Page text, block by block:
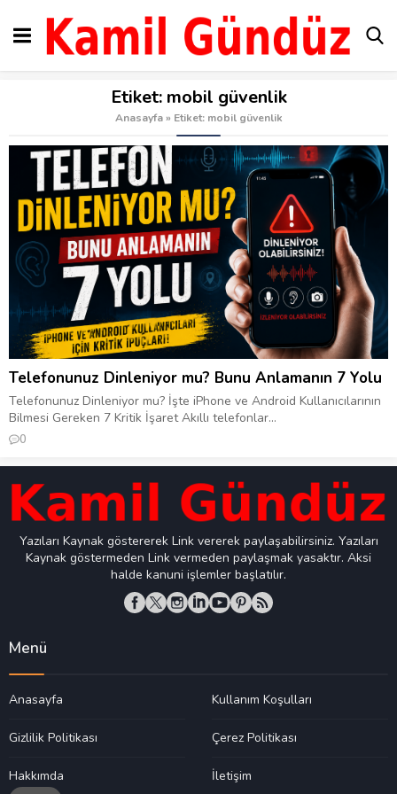
Etiket: mobil güvenlik
Anasayfa » Etiket: mobil güvenlik
Telefonunuz Dinleniyor mu? Bunu Anlamanın 7 Yolu
Telefonunuz Dinleniyor mu? İşte iPhone ve Android Kullanıcılarının
Bilmesi Gereken 7 Kritik İşaret Akıllı telefonlar...
0
Yazıları Kaynak göstererek Link vererek paylaşabilirsiniz. Yazıları
Kaynak göstermeden Link vermeden paylaşmak yasaktır. Aksi
halde kanuni işlemler başlatılır.
Menü
Anasayfa Kullanım Koşulları
Gizlilik Politikası Çerez Politikası
Hakkımda İletişim